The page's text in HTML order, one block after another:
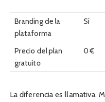
Branding de la
plataforma
Sí
Precio del plan
gratuito
0 €
La diferencia es llamativa.